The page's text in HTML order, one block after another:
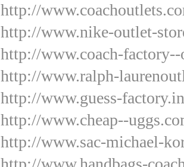
http://
http://www.nike-outlet-
http://www.coach-factory--
http://www.ralph-
http://www.guess-
http://www.cheap--
http://www.sac-michael-